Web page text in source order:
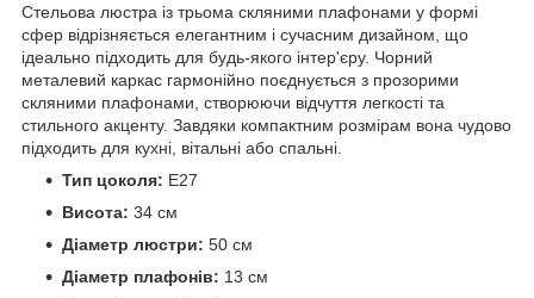
Стельова люстра із трьома скляними плафонами у формі
сфер відрізняється елегантним і сучасним дизайном, що
ідеально підходить для будь-якого інтер'єру. Чорний
металевий каркас гармонійно поєднується з прозорими
скляними плафонами, створюючи відчуття легкості та
стильного акценту. Завдяки компактним розмірам вона чудово
підходить для кухні, вітальні або спальні.
Тип цоколя: E27
Висота: 34 см
Діаметр люстри: 50 см
Діаметр плафонів: 13 см